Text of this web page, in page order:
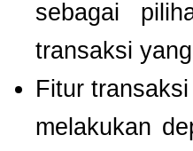
sebagai
transaksi
Fitur
melakukan